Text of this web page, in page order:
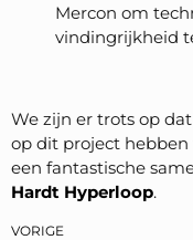
Mercon om
vindingrijkheid
We zijn er trots op
op dit project
een fantastische
Hardt Hyperloop.
VORIGE